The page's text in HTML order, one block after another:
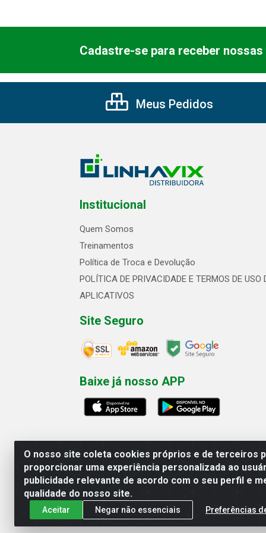
O nosso site coleta cookies próprios e de terceiros
proporcionar uma experiência personalizada ao
publicidade relevante de acordo com o seu perfil e
qualidade do nosso site.
Aceitar Negar não essenciais Preferências
Cadastre-se para receber
Meus Pedidos
Institucional
Quem Somos
Treinamentos
Política de Troca e Devolução
POLÍTICA DE PRIVACIDADE E TERMOS DE USO
APLICATIVOS
Site Seguro
Baixe já nosso APP
Linhavix Distribuidora LTDA -